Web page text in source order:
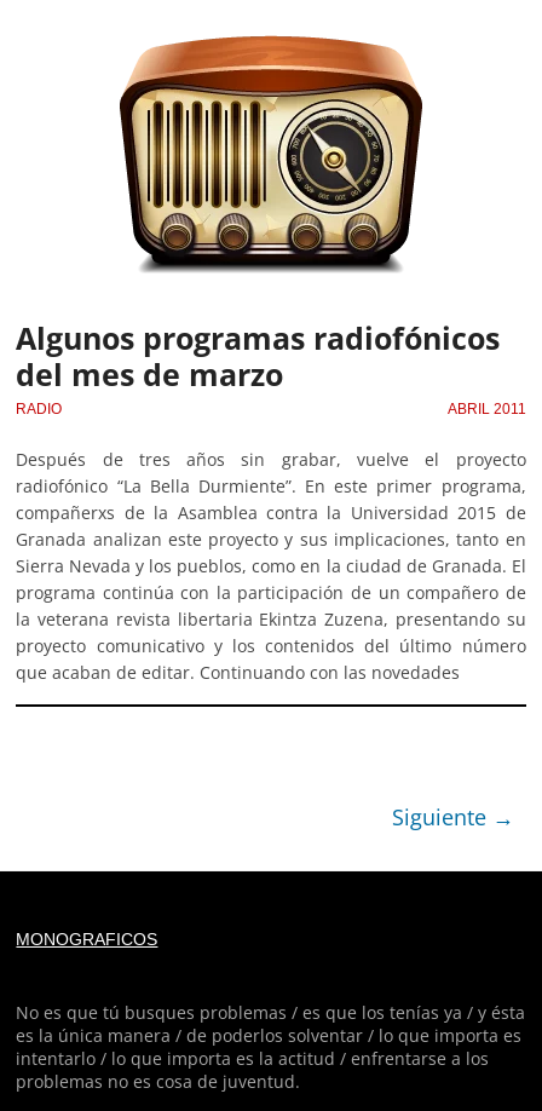
Algunos programas radiofónicos
del mes de marzo
RADIO ABRIL 2011
Después de tres años sin grabar, vuelve el proyecto
radiofónico “La Bella Durmiente”. En este primer programa,
compañerxs de la Asamblea contra la Universidad 2015 de
Granada analizan este proyecto y sus implicaciones, tanto en
Sierra Nevada y los pueblos, como en la ciudad de Granada. El
programa continúa con la participación de un compañero de
la veterana revista libertaria Ekintza Zuzena, presentando su
proyecto comunicativo y los contenidos del último número
que acaban de editar. Continuando con las novedades
Siguiente →
MONOGRAFICOS
No es que tú busques problemas / es que los tenías ya / y ésta
es la única manera / de poderlos solventar / lo que importa es
intentarlo / lo que importa es la actitud / enfrentarse a los
problemas no es cosa de juventud.
of type string is deprecated in
rgpd/lib/vendor/Mustache/Tokenizer.phpon line110
Deprecated : trim(): Passing null to parameter #1 ($string)
of type string is deprecated in